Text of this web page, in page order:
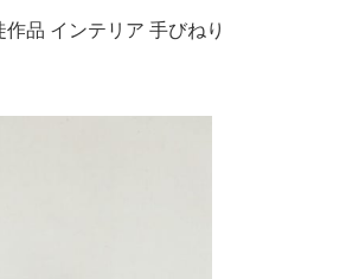
作品 インテリア 手びねり